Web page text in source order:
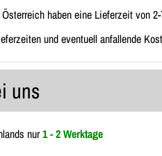
haben eine Lieferzeit von
und eventuell anfallende
uns
nur1 - 2 Werktage